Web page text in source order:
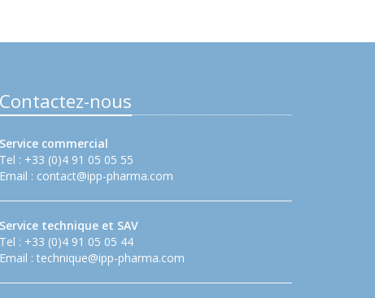
Contactez-nous
Service commercial
Tel : +33 (0)4 91 05 05 55
Email : contact@ipp-pharma.com
Service technique et SAV
Tel : +33 (0)4 91 05 05 44
Email : technique@ipp-pharma.com